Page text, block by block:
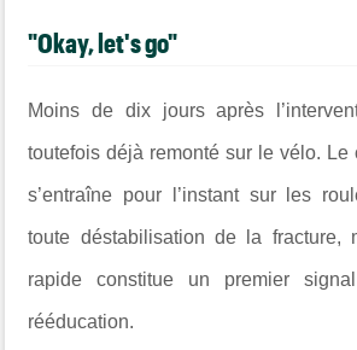
"Okay, let's go"
Moins de dix jours après
toutefois déjà remonté sur le vélo. Le
s’entraîne pour l’instant sur les
toute déstabilisation de la fracture,
rapide constitue un premier
rééducation.